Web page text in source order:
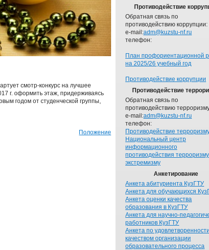
смотр-конкурс на лучшее
г. оформить этаж, придерживаясь
годом от студенческой группы,
Положение
Противодействие
Обратная связь по
противодействию коррупции:
e-mail:adm@kuzstu-nf.ru
телефон:
План профориентационной
на 2025/26 учебный год
Противодействие коррупции
Противодействие
Обратная связь по
противодействию
e-mail:adm@kuzstu-nf.ru
телефон:
Противодействие
Национальный центр
информационного
противодействия
экстремизму
Анкетирование
Анкета абитуриента КузГТУ
Анкета для обучающихся
Анкета оценки качества
образования в КузГТУ
Анкета для научно-
работников КузГТУ
Анкета по
качеством организации
образовательного процесса